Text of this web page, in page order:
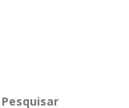
Pesquisar